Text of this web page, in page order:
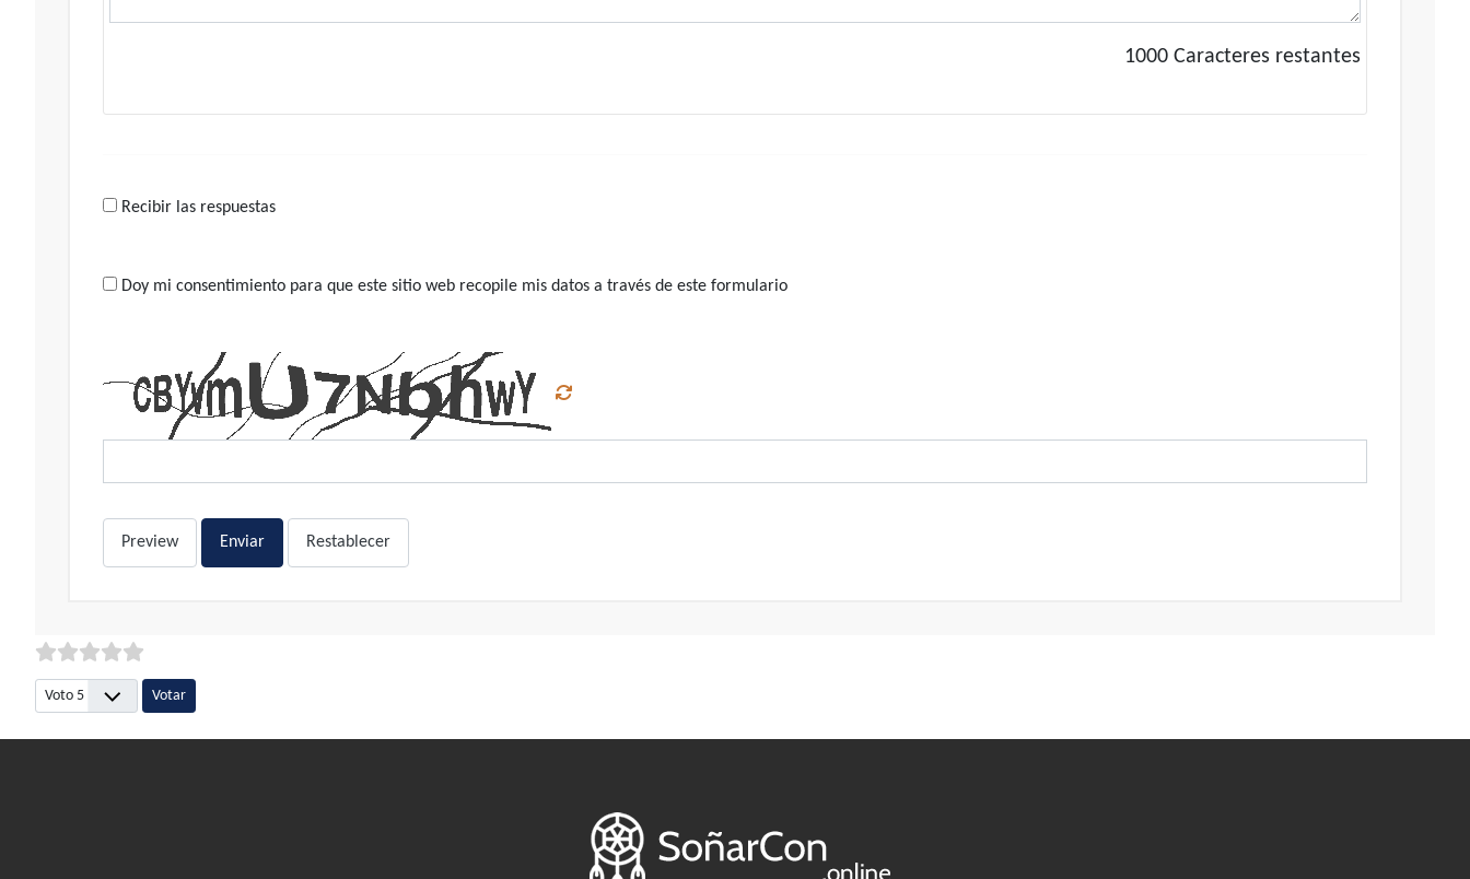
1000 Caracteres restantes
Recibir las respuestas
Doy mi consentimiento para que este sitio web recopile mis datos a través de este formulario
Preview Enviar Restablecer
Por favor, vote